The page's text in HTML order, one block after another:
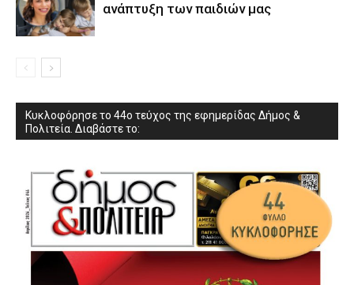
ανάπτυξη των παιδιών µας
Κυκλοφόρησε το 44ο τεύχος της εφημερίδας Δήμος &
Πολιτεία. Διαβάστε το: